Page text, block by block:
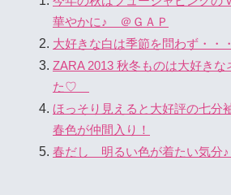
華やかに♪ ＠ＧＡＰ
大好きな白は季節を問わず・・
ZARA 2013 秋冬ものは大好きな
た♡
ほっそり見えると大好評の七
春色が仲間入り！
春だし 明るい色が着たい気分